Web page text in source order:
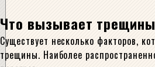
Что вызывает
Существует несколько факторов,
трещины. Наиболее